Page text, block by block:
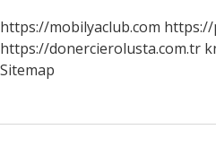
https://mobilyaclub.com https://
https://donercierolusta.com.tr
Sitemap